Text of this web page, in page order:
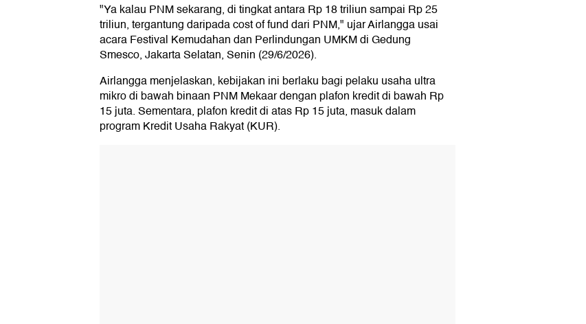
"Ya kalau PNM sekarang, di tingkat antara Rp 18 triliun sampai Rp 25
triliun, tergantung daripada cost of fund dari PNM," ujar Airlangga usai
acara Festival Kemudahan dan Perlindungan UMKM di Gedung
Smesco, Jakarta Selatan, Senin (29/6/2026).
Airlangga menjelaskan, kebijakan ini berlaku bagi pelaku usaha ultra
mikro di bawah binaan PNM Mekaar dengan plafon kredit di bawah Rp
15 juta. Sementara, plafon kredit di atas Rp 15 juta, masuk dalam
program Kredit Usaha Rakyat (KUR).